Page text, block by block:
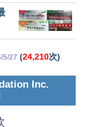
5/27 (24,210次)
Inc.